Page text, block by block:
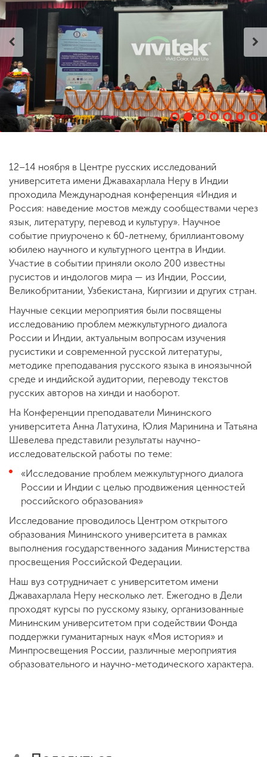
Приемная
комиссия
+7 (831) 262-26-20
12–14 ноября в Центре русских исследований
университета имени Джавахарлала Неру в Индии
проходила Международная конференция «Индия и
Россия: наведение мостов между сообществами через
язык, литературу, перевод и культуру». Научное
событие приурочено к 60-летнему, бриллиантовому
юбилею научного и культурного центра в Индии.
Участие в событии приняли около 200 известны
русистов и индологов мира — из Индии, России,
Великобритании, Узбекистана, Киргизии и других стран.
Научные секции мероприятия были посвящены
исследованию проблем межкультурного диалога
России и Индии, актуальным вопросам изучения
русистики и современной русской литературы,
методике преподавания русского языка в иноязычной
среде и индийской аудитории, переводу текстов
русских авторов на хинди и наоборот.
На Конференции преподаватели Мининского
университета Анна Латухина, Юлия Маринина и Татьяна
Шевелева представили результаты научно-
исследовательской работы по теме:
«Исследование проблем межкультурного диалога
России и Индии с целью продвижения ценностей
российского образования»
Исследование проводилось Центром открытого
образования Мининского университета в рамках
выполнения государственного задания Министерства
просвещения Российской Федерации.
Наш вуз сотрудничает с университетом имени
Джавахарлала Неру несколько лет. Ежегодно в Дели
проходят курсы по русскому языку, организованные
Мининским университетом при содействии Фонда
поддержки гуманитарных наук «Моя история» и
Минпросвещения России, различные мероприятия
образовательного и научно-методического характера.